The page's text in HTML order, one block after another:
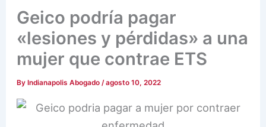
Geico podría pagar
«lesiones y pérdidas» a una
mujer que contrae ETS
ByIndianapolis Abogado /agosto 10, 2022